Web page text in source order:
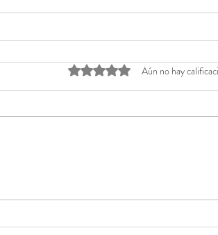
Obtuvo 0 de 5 estrellas.
Aún no hay